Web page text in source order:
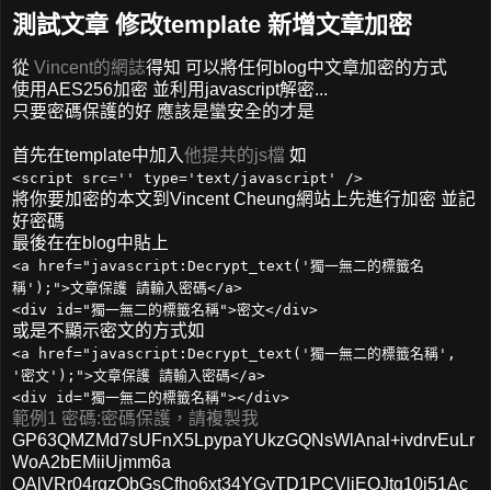
測試文章 修改template 新增文章加密
從 Vincent的網誌得知 可以將任何blog中文章加密的方式
使用AES256加密 並利用javascript解密...
只要密碼保護的好 應該是蠻安全的才是
首先在template中加入他提共的js檔 如
<script src='' type='text/javascript' />
將你要加密的本文到Vincent Cheung網站上先進行加密 並記
好密碼
最後在在blog中貼上
<a href="javascript:Decrypt_text('獨一無二的標籤名
稱');">文章保護 請輸入密碼</a>
<div id="獨一無二的標籤名稱">密文</div>
或是不顯示密文的方式如
<a href="javascript:Decrypt_text('獨一無二的標籤名稱',
'密文');">文章保護 請輸入密碼</a>
<div id="獨一無二的標籤名稱"></div>
範例1 密碼:密碼保護，請複製我
GP63QMZMd7sUFnX5LpypaYUkzGQNsWlAnal+ivdrvEuLr
WoA2bEMiiUjmm6a
QAlVRr04rgzQbGsCfho6xt34YGyTD1PCVljEOJtq10j51Ac